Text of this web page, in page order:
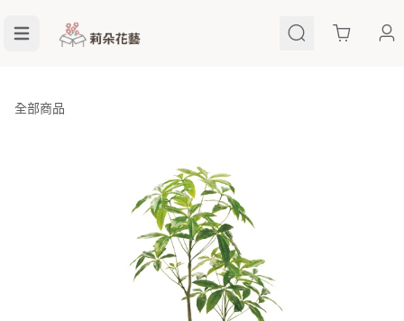
Cart
全部商品